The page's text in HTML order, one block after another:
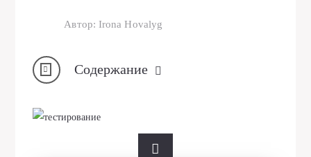
Автор: Irona Hovalyg
Содержание